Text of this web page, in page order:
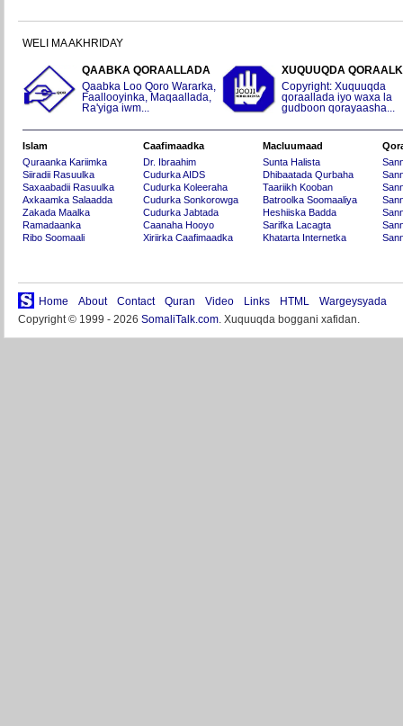
WELI MA AKHRIDAY
QAABKA QORAALLADA
Qaabka Loo Qoro Wararka,
Faallooyinka, Maqaallada,
Ra'yiga iwm...
XUQUUQDA
Copyright: Xuquuqda
qoraallada iyo waxa la
gudboon qorayaasha...
Islam
Quraanka Kariimka
Siiradii Rasuulka
Saxaabadii Rasuulka
Axkaamka Salaadda
Zakada Maalka
Ramadaanka
Ribo Soomaali
Caafimaadka
Dr. Ibraahim
Cudurka AIDS
Cudurka Koleeraha
Cudurka Sonkorowga
Cudurka Jabtada
Caanaha Hooyo
Xiriirka Caafimaadka
Macluumaad
Sunta Halista
Dhibaatada Qurbaha
Taariikh Kooban
Batroolka Soomaaliya
Heshiiska Badda
Sarifka Lacagta
Khatarta Internetka
Home About Contact Quran Video Links HTML
Wargeysyada
Copyright © 1999 - 2026 SomaliTalk.com. Xuquuqda boggani xafidan.